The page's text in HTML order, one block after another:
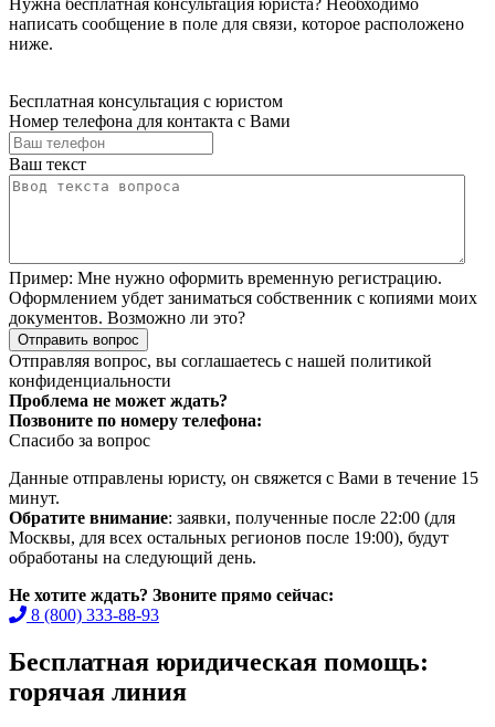
написать сообщение в поле для связи, которое расположено
ниже.
Бесплатная консультация с юристом
Номер телефона для контакта с Вами
Ваш текст
Пример: Мне нужно оформить временную регистрацию.
Оформлением убдет заниматься собственник с копиями моих
документов. Возможно ли это?
Отправить вопрос
Отправляя вопрос, вы соглашаетесь с нашей политикой
конфиденциальности
Проблема не может ждать?
Позвоните по номеру телефона:
Спасибо за вопрос
Данные отправлены юристу, он свяжется с Вами в течение 15
минут.
Обратите внимание: заявки, полученные после 22:00 (для
Москвы, для всех остальных регионов после 19:00), будут
обработаны на следующий день.
Не хотите ждать? Звоните прямо сейчас:
8 (800) 333-88-93
Бесплатная юридическая помощь:
горячая линия